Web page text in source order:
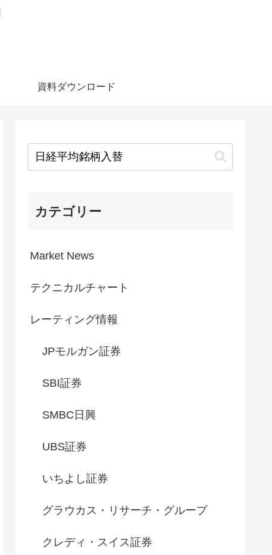
資料ダウンロード
カテゴリー
Market News
テクニカルチャート
レーティング情報
JPモルガン証券
SBI証券
SMBC日興
UBS証券
いちよし証券
グラウカス・リサーチ・グループ
クレディ・スイス証券